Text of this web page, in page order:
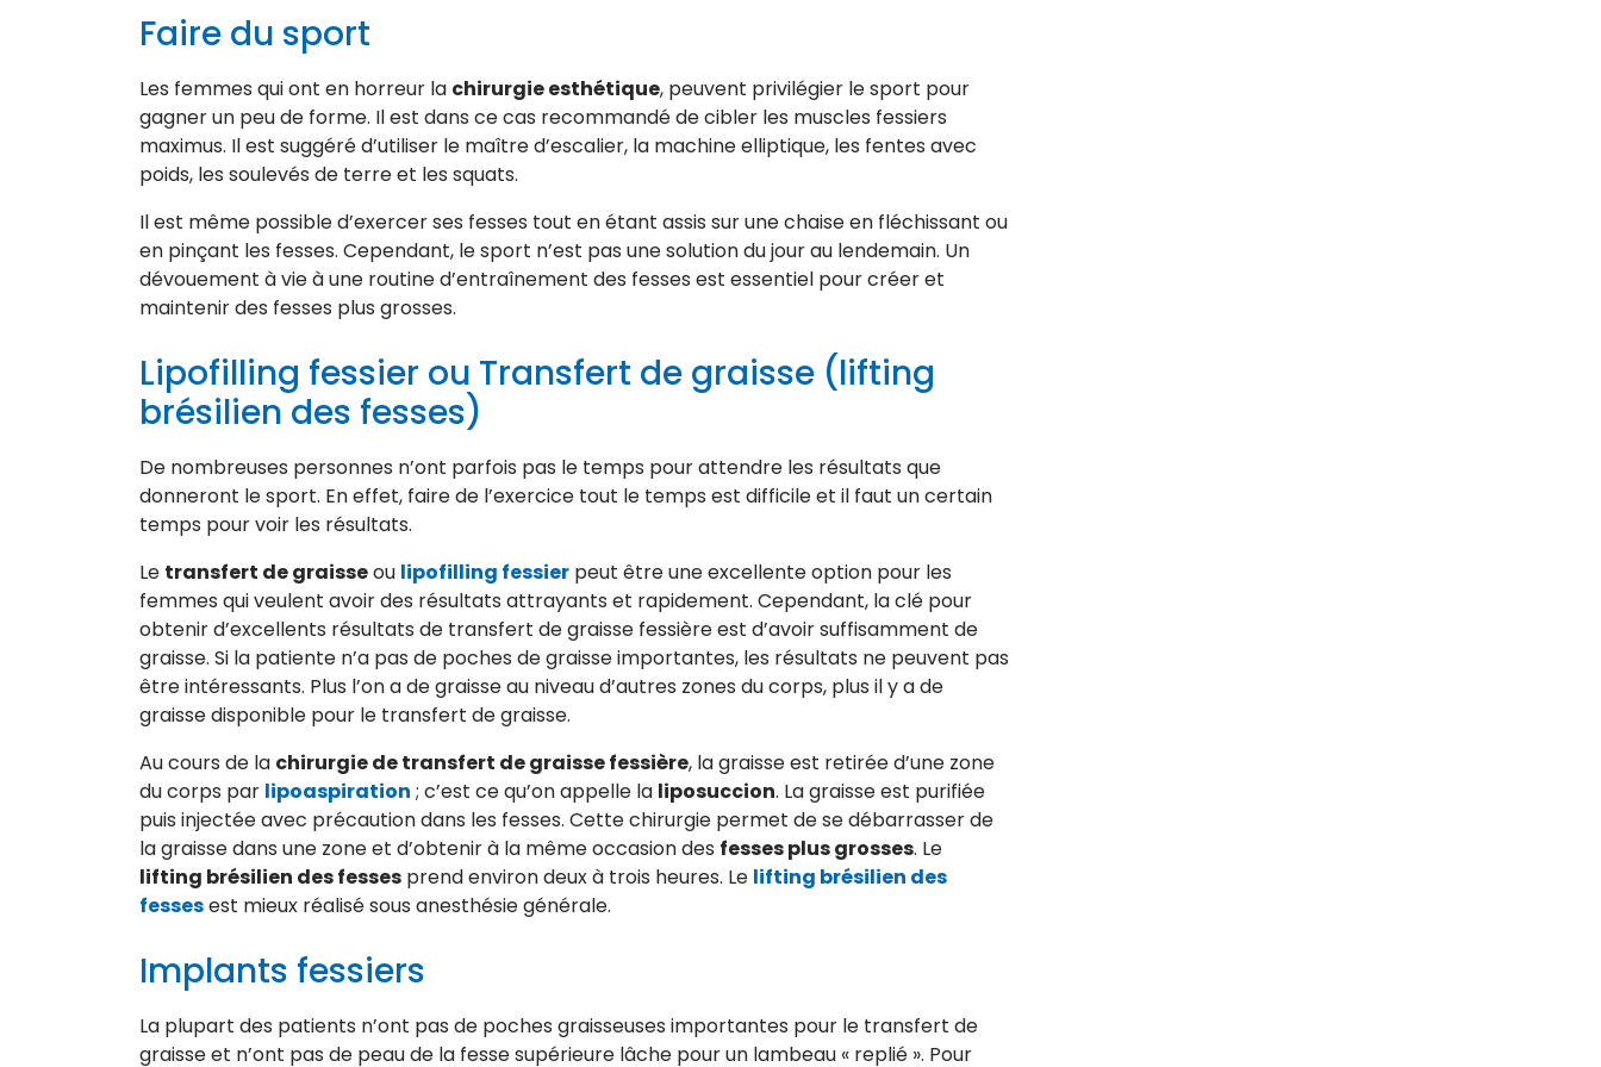
Faire du sport
Les femmes qui ont en horreur la chirurgie esthétique, peuvent privilégier le sport pour
gagner un peu de forme. Il est dans ce cas recommandé de cibler les muscles fessiers
maximus. Il est suggéré d’utiliser le maître d’escalier, la machine elliptique, les fentes avec
poids, les soulevés de terre et les squats.
Il est même possible d’exercer ses fesses tout en étant assis sur une chaise en fléchissant ou
en pinçant les fesses. Cependant, le sport n’est pas une solution du jour au lendemain. Un
dévouement à vie à une routine d’entraînement des fesses est essentiel pour créer et
maintenir des fesses plus grosses.
Lipofilling fessier ou Transfert de graisse (lifting
brésilien des fesses)
De nombreuses personnes n’ont parfois pas le temps pour attendre les résultats que
donneront le sport. En effet, faire de l’exercice tout le temps est difficile et il faut un certain
temps pour voir les résultats.
Le transfert de graisseou lipofilling fessier peut être une excellente option pour les
femmes qui veulent avoir des résultats attrayants et rapidement. Cependant, la clé pour
obtenir d’excellents résultats de transfert de graisse fessière est d’avoir suffisamment de
graisse. Si la patiente n’a pas de poches de graisse importantes, les résultats ne peuvent pas
être intéressants. Plus l’on a de graisse au niveau d’autres zones du corps, plus il y a de
graisse disponible pour le transfert de graisse.
Au cours de la chirurgie de transfert de graisse fessière, la graisse est retirée d’une zone
du corps par lipoaspiration ; c’est ce qu’on appelle la liposuccion. La graisse est purifiée
puis injectée avec précaution dans les fesses. Cette chirurgie permet de se débarrasser de
la graisse dans une zone et d’obtenir à la même occasion des fesses plus grosses. Le
lifting brésilien des fesses prend environ deux à trois heures. Le lifting brésilien des
fessesest mieux réalisé sous anesthésie générale.
Implants fessiers
La plupart des patients n’ont pas de poches graisseuses importantes pour le transfert de
graisse et n’ont pas de peau de la fesse supérieure lâche pour un lambeau « replié ». Pour